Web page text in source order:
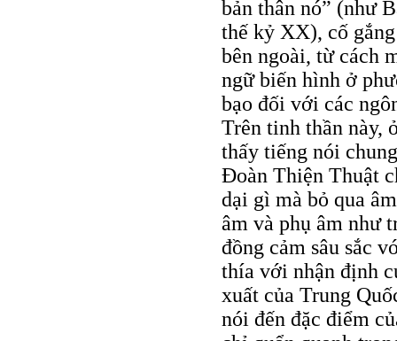
bản thân nó” (như
thế kỷ XX), cố
bên ngoài, từ cách
ngữ biến hình ở
bạo đối với các
Trên tinh thần này,
thấy tiếng nói
Đoàn Thiện Thuật
dại gì mà bỏ qua
âm và phụ âm như
đồng cảm sâu sắc
thía với nhận định
xuất của Trung
nói đến đặc điểm